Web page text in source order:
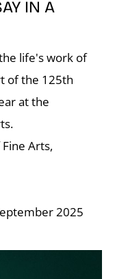
IN A
life's work of
of the 125th
at the
Arts,
2025